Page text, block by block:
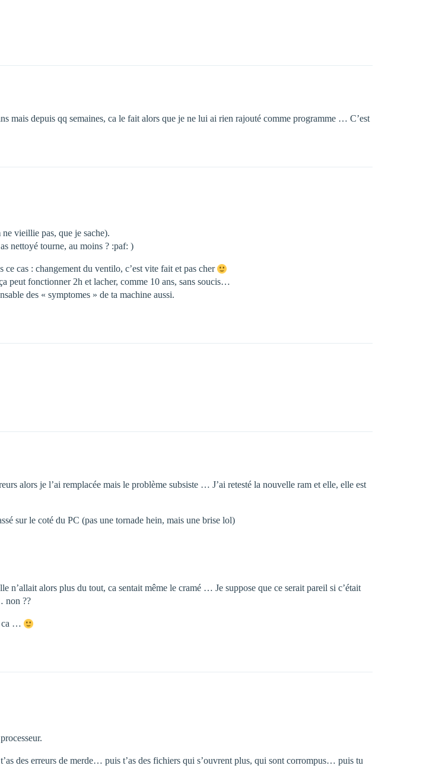
mais depuis qq semaines, ca le fait alors que je ne lui ai rien rajouté comme programme … C’est
vieillie pas, que je sache).
nettoyé tourne, au moins ? :paf: )
cas : changement du ventilo, c’est vite fait et pas cher
peut fonctionner 2h et lacher, comme 10 ans, sans soucis…
des « symptomes » de ta machine aussi.
alors je l’ai remplacée mais le problème subsiste … J’ai retesté la nouvelle ram et elle, elle est
sur le coté du PC (pas une tornade hein, mais une brise lol)
n’allait alors plus du tout, ca sentait même le cramé … Je suppose que ce serait pareil si c’était
non ??
ca …
des erreurs de merde… puis t’as des fichiers qui s’ouvrent plus, qui sont corrompus… puis tu